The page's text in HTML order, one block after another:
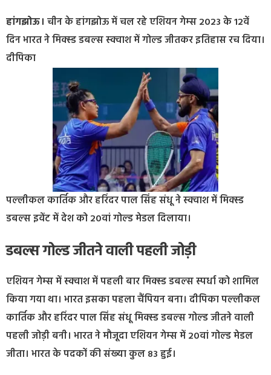
हांगझोऊ। चीन के हांगझोऊ में चल रहे एशियन गेम्‍स 2023 के 12वें
दिन भारत ने मिक्‍स्‍ड डबल्‍स स्‍क्‍वाश में गोल्‍ड जीतकर इतिहास रच दिया।
दीपिका
पल्‍लीकल कार्तिक और हरिंदर पाल सिंह संधू ने स्‍क्‍वाश में मिक्‍स्‍ड
डबल्‍स इवेंट में देश को 20वां गोल्‍ड मेडल दिलाया।
डबल्‍स गोल्‍ड जीतने वाली पहली जोड़ी
एशियन गेम्‍स में स्‍क्‍वाश में पहली बार मिक्‍स्‍ड डबल्‍स स्‍पर्धा को शामिल
किया गया था। भारत इसका पहला चैंपियन बना। दीपिका पल्‍लीकल
कार्तिक और हरिंदर पाल सिंह संधू मिक्‍स्‍ड डबल्‍स गोल्‍ड जीतने वाली
पहली जोड़ी बनी। भारत ने मौजूदा एशियन गेम्‍स में 20वां गोल्‍ड मेडल
जीता। भारत के पदकों की संख्‍या कुल 83 हुई।